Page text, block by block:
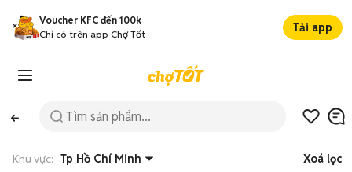
Voucher KFC đến 100k
Chỉ có trên app Chợ Tốt
Tải app
Khu vực: Tp Hồ Chí Minh Xoá lọc